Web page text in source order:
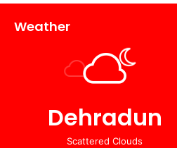
Weather
Dehradun
Scattered Clouds